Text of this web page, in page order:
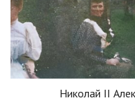
Николай II